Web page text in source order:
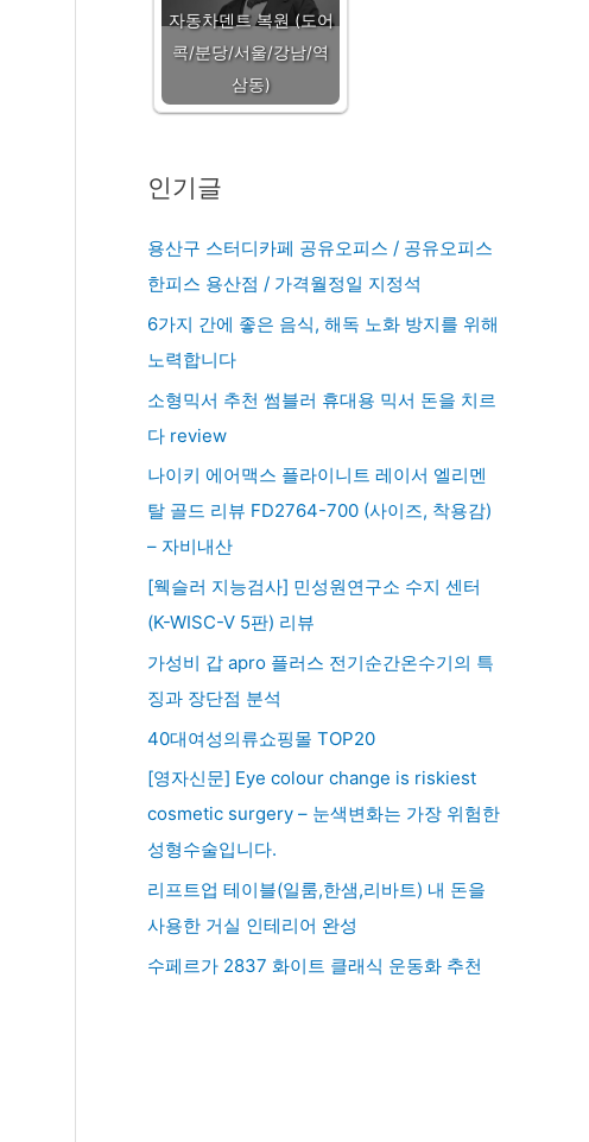
자동차덴트 복원 (도어
콕/분당/서울/강남/역
삼동)
인기글
용산구 스터디카페 공유오피스 / 공유오피스
한피스 용산점 / 가격월정일 지정석
6가지 간에 좋은 음식, 해독 노화 방지를 위해
노력합니다
소형믹서 추천 썸블러 휴대용 믹서 돈을 치르
다 review
나이키 에어맥스 플라이니트 레이서 엘리멘
탈 골드 리뷰 FD2764-700 (사이즈, 착용감)
– 자비내산
[웩슬러 지능검사] 민성원연구소 수지 센터
(K-WISC-V 5판) 리뷰
가성비 갑 apro 플러스 전기순간온수기의 특
징과 장단점 분석
40대여성의류쇼핑몰 TOP20
[영자신문] Eye colour change is riskiest
cosmetic surgery – 눈색변화는 가장 위험한
성형수술입니다.
리프트업 테이블(일룸,한샘,리바트) 내 돈을
사용한 거실 인테리어 완성
수페르가 2837 화이트 클래식 운동화 추천